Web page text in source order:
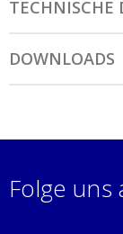
TECHNISCHE
DOWNLOADS
Folge uns